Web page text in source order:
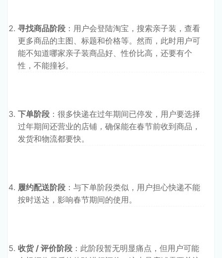
寻找商品阶段 ：用户会登陆淘宝，搜索亲子装，查看
更多商品的主图、标题和价格等。然而，此时用户可
能不知道哪家亲子装商品好、性价比高，还要有个
性，不能撞衫。
下单阶段 ：很多快递在过年期间已停发，用户要选择
过年期间还营业的店铺，确保能在春节前收到商品，
发货和物流都要快。
履约配送阶段 ：与下单阶段类似，用户担心快递不能
按时送达，影响春节期间的使用。
收货 / 评价阶段 ：此阶段暂无明显痛点，但用户可能